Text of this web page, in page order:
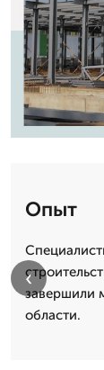
Опыт
завершили
области.
‹